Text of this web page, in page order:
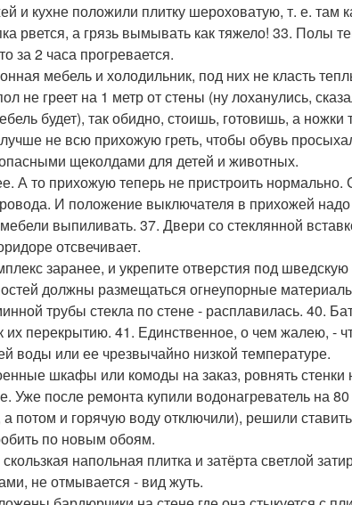
и кухне положили плитку шероховатую, т. е. там
рвется, а грязь вымывать как тяжело! 33. Полы
за 2 часа прогревается.
мебель и холодильник, под них не класть
не греет на 1 метр от стены (ну лоханулись,
будет), так обидно, стоишь, готовишь, а
не всю прихожую греть, чтобы обувь
щеколдами для детей и животных.
А то прихожую теперь не пристроить нормально.
И положение выключателя в прихожей
выпиливать. 37. Двери со стеклянной
отсвечивает.
заранее, и укрепите отверстия под шведскую
должны размещаться огнеупорные
трубы стекла по стене - расплавилась. 40.
их перекрытию. 41. Единственное, о чем жалею, -
воды или ее чрезвычайно низкой температуре.
шкафы или комоды на заказ, ровнять стенки
после ремонта купили водонагреватель на 80
потом и горячую воду отключили), решили
по новым обоям.
напольная плитка и затёрта светлой
не отмывается - вид жуть.